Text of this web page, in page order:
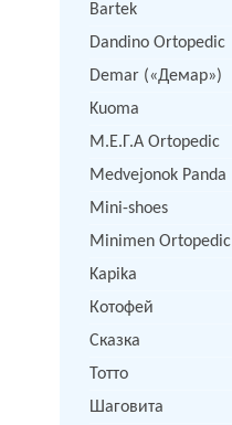
Bartek
Dandino Ortopedic
Demar («Демар»)
Kuoma
M.Е.Г.А Ortopedic
Medvejonok Panda
Mini-shoes
Minimen Ortopedic
Kapika
Котофей
Сказка
Тотто
Шаговита